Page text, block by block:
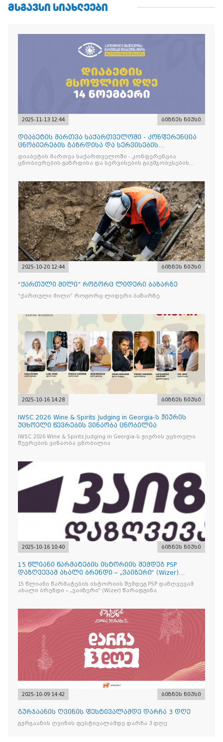
ᲛᲡᲒᲐᲕᲡᲘ ᲡᲘᲐᲮᲚᲔᲔᲑᲘ
2025-11-13 12:44 ბიზნეს ნიუსი
დიაბეტის მართვა საქართველოში - კონფერენცია
ცნობიერების გაზრდისა და სერვისების
გაუმჯობესების მიზნით
დიაბეტის მართვა საქართველოში - კონფერენცია
ცნობიერების გაზრდისა და სერვისების გაუმჯობესების
2025-10-20 12:44 ბიზნეს ნიუსი
“ქართული მილი” როგორც ლიდერი ბაზარზე
“ქართული მილი” როგორც ლიდერი ბაზარზე
2025-10-16 14:28 ბიზნეს ნიუსი
IWSC 2026 Wine & Spirits Judging in Georgia-ს ჟიურის
უცხოელი წევრების ვინაობა ცნობილია
IWSC 2026 Wine & Spirits Judging in Georgia-ს ჟიურის უცხოელი
წევრების ვინაობა ცნობილია
2025-10-16 10:40 ბიზნეს ნიუსი
15 წლიანი წარმატების ისტორიის შემდეგ PSP
დაზღვევამ ახალი ბრენდი – „ვაიზერი“ (Wizer)
წარადგინა
15 წლიანი წარმატების ისტორიის შემდეგ PSP დაზღვევამ
ახალი ბრენდი – „ვაიზერი“ (Wizer) წარადგინა
2025-10-09 14:42 ბიზნეს ნიუსი
გურჯაანის ღვინის ფესტივალამდე დარჩა 3 დღე
გურჯაანის ღვინის ფესტივალამდე დარჩა 3 დღე